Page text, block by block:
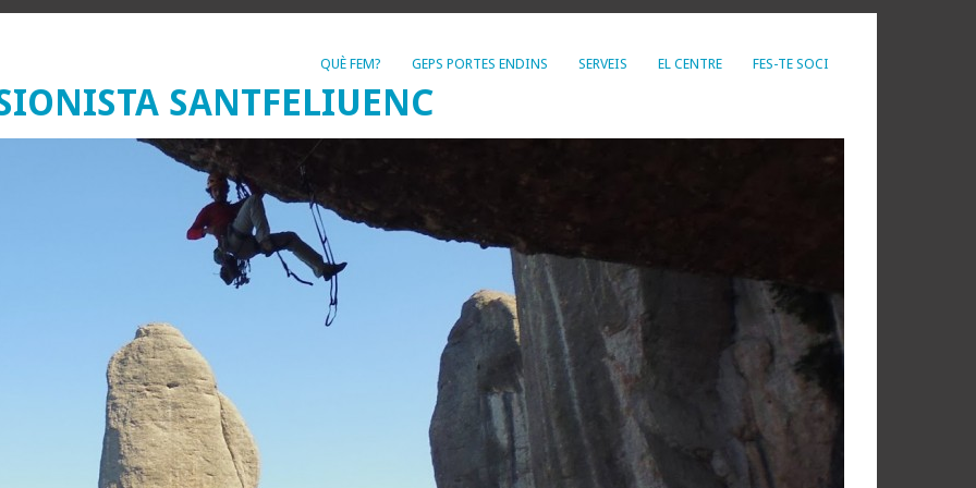
QUÈ FEM? GEPS PORTES ENDINS SERVEIS EL CENTRE FES-TE SOCI
SANTFELIUENC